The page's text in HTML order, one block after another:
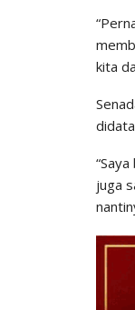
kita
juga